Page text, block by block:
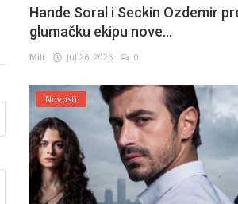
Hande Soral i Seckin Ozdemir
glumačku ekipu nove...
Milt Jul 26, 2026 0
Novosti